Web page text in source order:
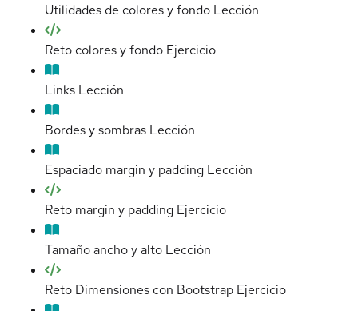
Utilidades de colores y fondo Lección
Reto colores y fondo Ejercicio
Links Lección
Bordes y sombras Lección
Espaciado margin y padding Lección
Reto margin y padding Ejercicio
Tamaño ancho y alto Lección
Reto Dimensiones con Bootstrap Ejercicio